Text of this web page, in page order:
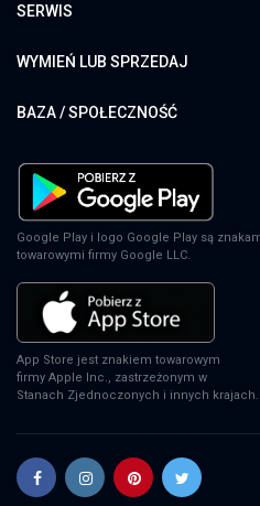
SERWIS
WYMIEŃ LUB SPRZEDAJ
BAZA / SPOŁECZNOŚĆ
Google Play i logo Google Play są
towarowymi firmy Google LLC.
App Store jest znakiem towarowym
firmy Apple Inc., zastrzeżonym w
Stanach Zjednoczonych i innych krajach.